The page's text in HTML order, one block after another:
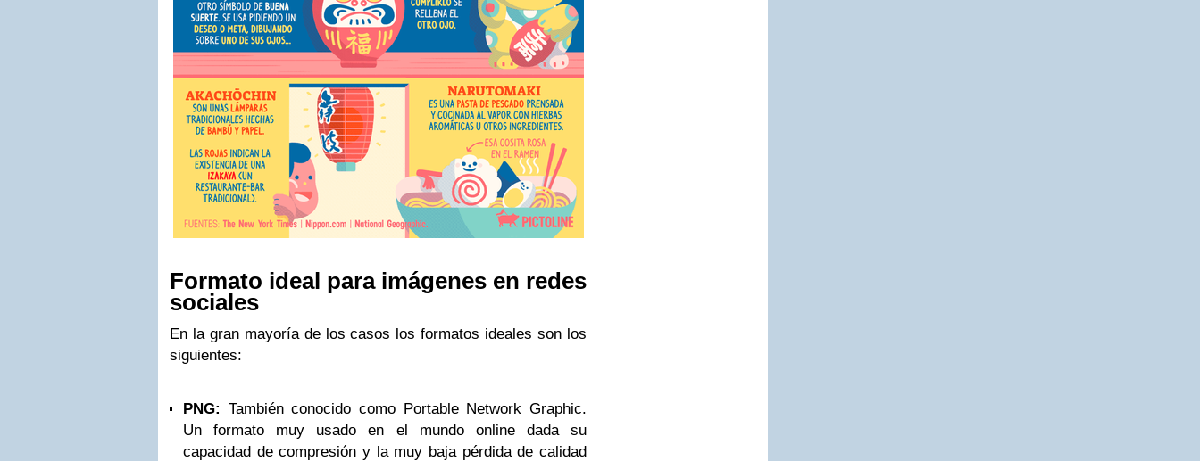
Formato ideal para imágenes en redes
sociales
En la gran mayoría de los casos los formatos ideales son los
siguientes:
PNG: También conocido como Portable Network Graphic.
Un formato muy usado en el mundo online dada su
capacidad de compresión y la muy baja pérdida de calidad